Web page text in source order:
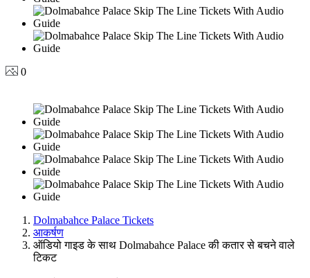
0
Dolmabahce Palace Tickets
आकर्षण
ऑडियो गाइड के साथ Dolmabahce Palace की कतार से बचने वाले
टिकट